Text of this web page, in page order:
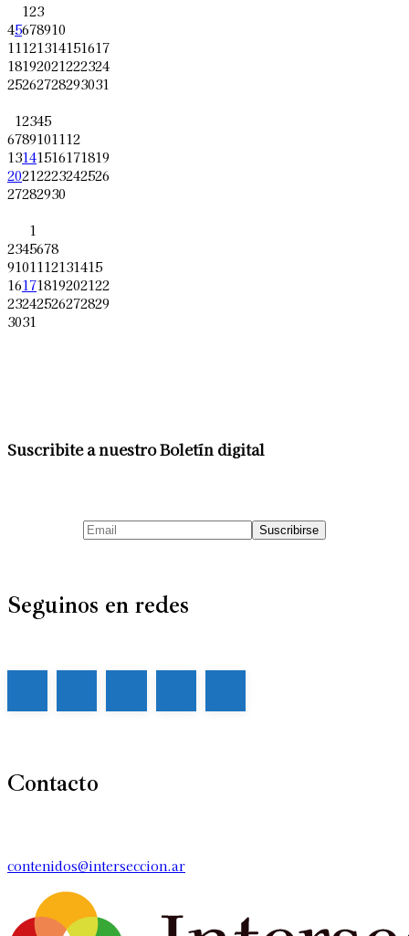
123
45678910
11121314151617
18192021222324
25262728293031
12345
6789101112
13141516171819
20212223242526
27282930
1
2345678
9101112131415
16171819202122
23242526272829
3031
Suscribite a nuestro Boletín digital
Seguinos en redes
Contacto
contenidos@interseccion.ar